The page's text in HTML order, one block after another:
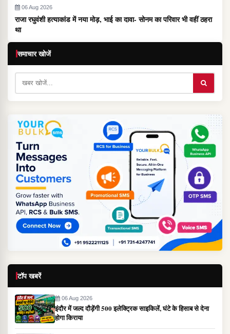
06 Aug 2026
राजा रघुवंशी हत्याकांड में नया मोड़, भाई का दावा- सोनम का परिवार भी वहीं ठहरा
था
समाचार खोजें
टॉप खबरें
06 Aug 2026
इंदौर में जल्द दौड़ेंगी 500 इलेक्ट्रिक साइकिलें, घंटे के हिसाब से देना
होगा किराया